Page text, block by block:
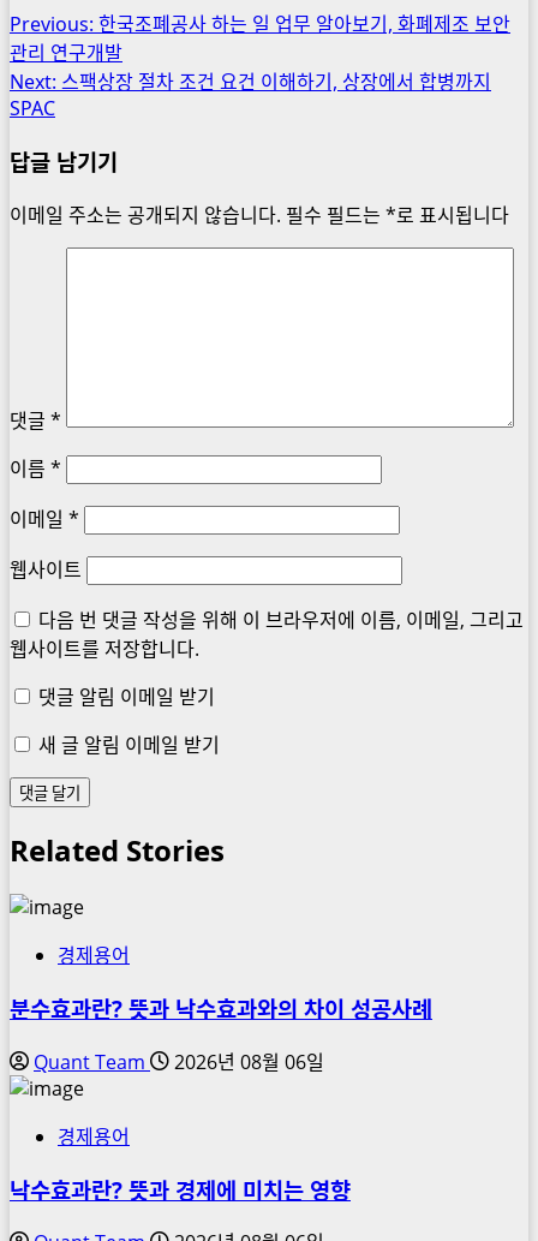
중...
Post
navigation
Previous: 한국조폐공사 하는 일 업무 알아보기, 화폐제조 보안
관리 연구개발
Next: 스팩상장 절차 조건 요건 이해하기, 상장에서 합병까지
SPAC
답글 남기기
이메일 주소는 공개되지 않습니다. 필수 필드는 *로 표시됩니다
댓글 *
이름 *
이메일 *
웹사이트
다음 번 댓글 작성을 위해 이 브라우저에 이름, 이메일, 그리고
웹사이트를 저장합니다.
댓글 알림 이메일 받기
새 글 알림 이메일 받기
Related Stories
경제용어
분수효과란? 뜻과 낙수효과와의 차이 성공사례
Quant Team 2026년 08월 06일
경제용어
낙수효과란? 뜻과 경제에 미치는 영향